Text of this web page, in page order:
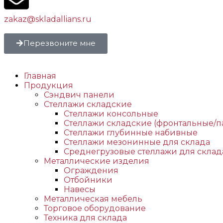
zakaz@skladallians.ru
Перезвоните мне
Главная
Продукция
Сэндвич панели
Стеллажи складские
Стеллажи консольные
Стеллажи складские (фронтальные/
Стеллажи глубинные набивные
Стеллажи мезонинные для склада
Среднегрузовые стеллажи для
Металлические изделия
Ограждения
Отбойники
Навесы
Металлическая мебель
Торговое оборудование
Техника для склада